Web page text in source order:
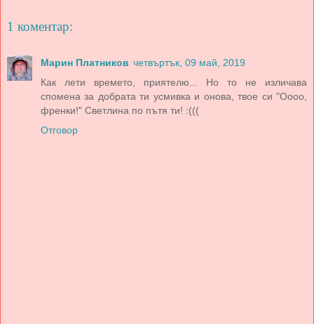
1 коментар:
Марин Платников четвъртък, 09 май, 2019
Как лети времето, приятелю... Но то не изличава
спомена за добрата ти усмивка и онова, твое си "Оооо,
френки!" Светлина по пътя ти! :(((
Отговор